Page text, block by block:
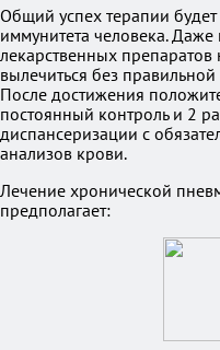
Общий успех терапии будет
иммунитета человека.
лекарственных
вылечиться без
После достижения
постоянный контроль и 2
диспансеризации с
анализов крови.
Лечение хронической
предполагает: